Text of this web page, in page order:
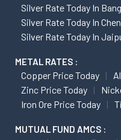
Silver Rate Today In
Silver Rate Today In
Silver Rate Today In
METAL RATES :
Copper Price Today
Zinc Price Today
Iron Ore Price Today
MUTUAL FUND AMCS :